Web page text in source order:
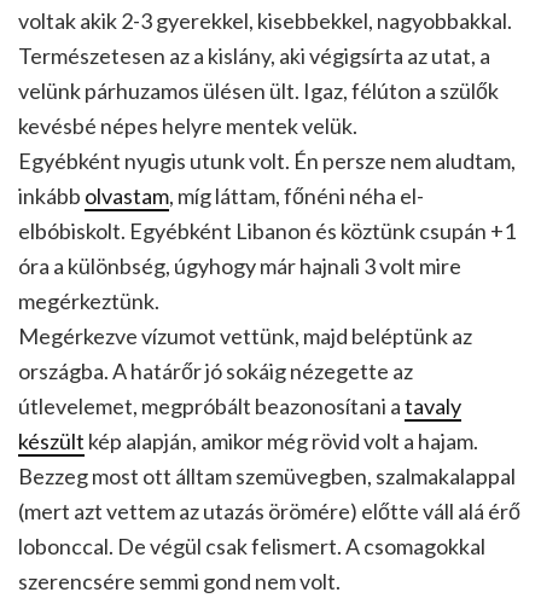
voltak akik 2-3 gyerekkel, kisebbekkel, nagyobbakkal.
Természetesen az a kislány, aki végigsírta az utat, a
velünk párhuzamos ülésen ült. Igaz, félúton a szülők
kevésbé népes helyre mentek velük.
Egyébként nyugis utunk volt. Én persze nem aludtam,
inkább olvastam, míg láttam, főnéni néha el-
elbóbiskolt. Egyébként Libanon és köztünk csupán +1
óra a különbség, úgyhogy már hajnali 3 volt mire
megérkeztünk.
Megérkezve vízumot vettünk, majd beléptünk az
országba. A határőr jó sokáig nézegette az
útlevelemet, megpróbált beazonosítani atavaly
készült kép alapján, amikor még rövid volt a hajam.
Bezzeg most ott álltam szemüvegben, szalmakalappal
(mert azt vettem az utazás örömére) előtte váll alá érő
lobonccal. De végül csak felismert. A csomagokkal
szerencsére semmi gond nem volt.